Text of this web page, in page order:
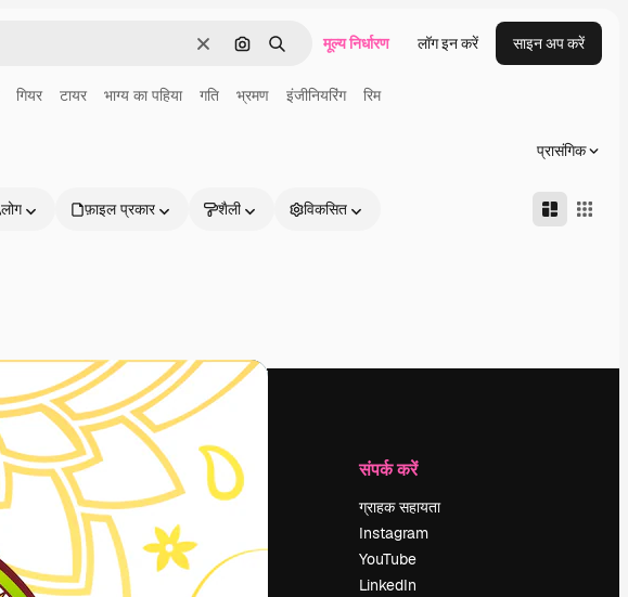
साफ़ इमेज से खोजें
खोजें मूल्य निर्धारण लॉग इन करें साइन अप करें
गियर टायर भाग्य का पहिया गति भ्रमण इंजीनियरिंग रिम
प्रासंगिक
लोग फ़ाइल प्रकार शैली विकसित
शुरू करें
Academy
दस्तावेज़ीकरण
उपयोग की शर्तें
कंपनी
मूल्य निर्धारण
करियर
संपर्क करें
ग्राहक सहायता
Instagram
YouTube
LinkedIn